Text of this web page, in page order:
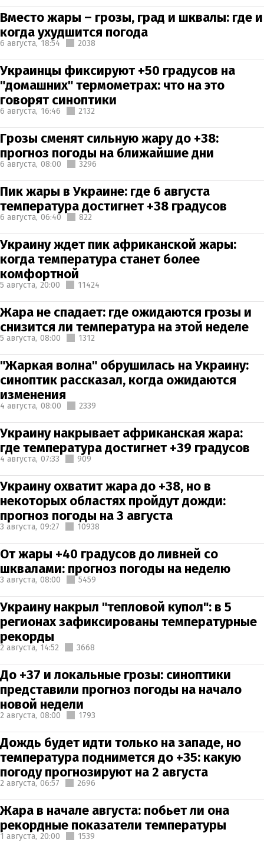
Вместо жары – грозы, град и шквалы: где и
когда ухудшится погода
6 августа, 18:54 2038
Украинцы фиксируют +50 градусов на
"домашних" термометрах: что на это
говорят синоптики
6 августа, 16:46 2132
Грозы сменят сильную жару до +38:
прогноз погоды на ближайшие дни
6 августа, 08:00 3296
Пик жары в Украине: где 6 августа
температура достигнет +38 градусов
6 августа, 06:40 822
Украину ждет пик африканской жары:
когда температура станет более
комфортной
5 августа, 20:00 11424
Жара не спадает: где ожидаются грозы и
снизится ли температура на этой неделе
5 августа, 08:00 1312
"Жаркая волна" обрушилась на Украину:
синоптик рассказал, когда ожидаются
изменения
4 августа, 08:00 2339
Украину накрывает африканская жара:
где температура достигнет +39 градусов
4 августа, 07:33 909
Украину охватит жара до +38, но в
некоторых областях пройдут дожди:
прогноз погоды на 3 августа
3 августа, 09:27 10938
От жары +40 градусов до ливней со
шквалами: прогноз погоды на неделю
3 августа, 08:00 5459
Украину накрыл "тепловой купол": в 5
регионах зафиксированы температурные
рекорды
2 августа, 14:52 3668
До +37 и локальные грозы: синоптики
представили прогноз погоды на начало
новой недели
2 августа, 08:00 1793
Дождь будет идти только на западе, но
температура поднимется до +35: какую
погоду прогнозируют на 2 августа
2 августа, 06:57 2696
Жара в начале августа: побьет ли она
рекордные показатели температуры
1 августа, 20:00 1539